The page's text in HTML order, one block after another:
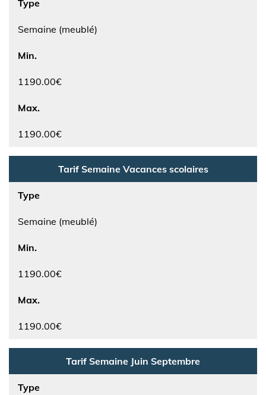
Type
Semaine (meublé)
Min.
1190.00€
Max.
1190.00€
Tarif Semaine Vacances scolaires
Type
Semaine (meublé)
Min.
1190.00€
Max.
1190.00€
Tarif Semaine Juin Septembre
Type